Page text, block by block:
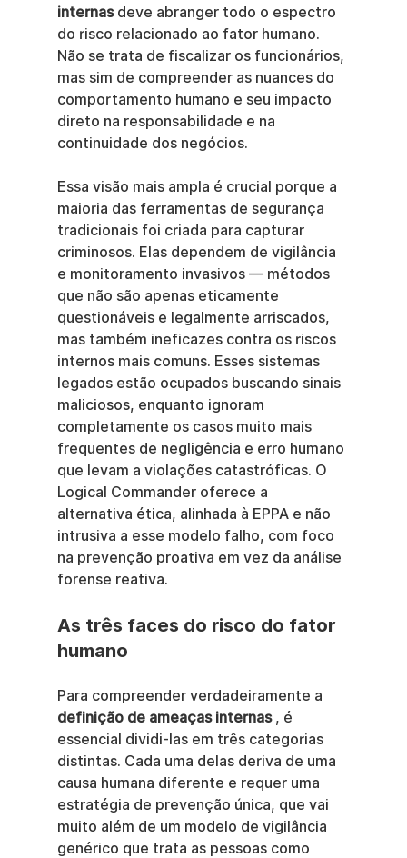
internas deve abranger todo o espectro
do risco relacionado ao fator humano.
Não se trata de fiscalizar os funcionários,
mas sim de compreender as nuances do
comportamento humano e seu impacto
direto na responsabilidade e na
continuidade dos negócios.
Essa visão mais ampla é crucial porque a
maioria das ferramentas de segurança
tradicionais foi criada para capturar
criminosos. Elas dependem de vigilância
e monitoramento invasivos — métodos
que não são apenas eticamente
questionáveis e legalmente arriscados,
mas também ineficazes contra os riscos
internos mais comuns. Esses sistemas
legados estão ocupados buscando sinais
maliciosos, enquanto ignoram
completamente os casos muito mais
frequentes de negligência e erro humano
que levam a violações catastróficas. O
Logical Commander oferece a
alternativa ética, alinhada à EPPA e não
intrusiva a esse modelo falho, com foco
na prevenção proativa em vez da análise
forense reativa.
As três faces do risco do fator
humano
Para compreender verdadeiramente a
definição de ameaças internas , é
essencial dividi-las em três categorias
distintas. Cada uma delas deriva de uma
causa humana diferente e requer uma
estratégia de prevenção única, que vai
muito além de um modelo de vigilância
genérico que trata as pessoas como